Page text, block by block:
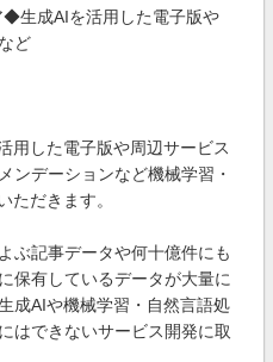
生成AIを活用した電子版や
ど
用した電子版や周辺サービス
ンデーションなど機械学習・
ただきます。
ぶ記事データや何十億件にも
保有しているデータが大量に
成AIや機械学習・自然言語処
はできないサービス開発に取